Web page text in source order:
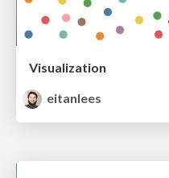
Visualization
eitanlees